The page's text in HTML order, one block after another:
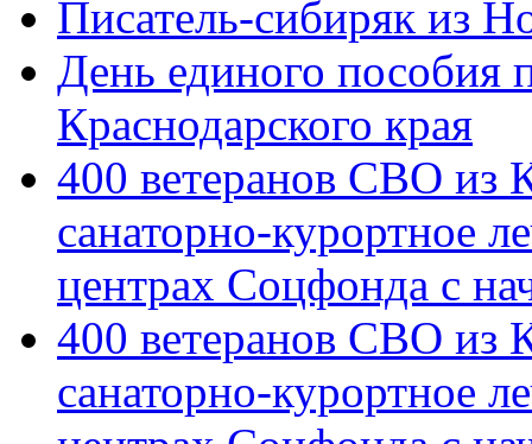
Писатель-сибиряк из
День единого пособия
Краснодарского края
400 ветеранов СВО из
санаторно-курортное
центрах Соцфонда с
400 ветеранов СВО из
санаторно-курортное